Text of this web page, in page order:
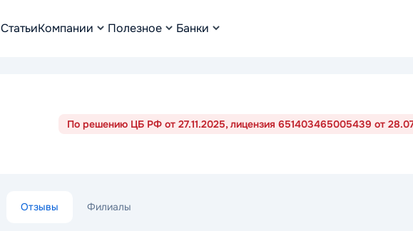
СтатьиКомпании Полезное Банки
По решению ЦБ РФ от 27.11.2025, лицензия 651403465005439 от
Отзывы Филиалы